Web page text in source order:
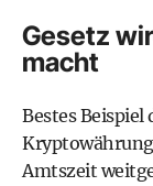
Gesetz
macht
Bestes Beispiel
Amtszeit